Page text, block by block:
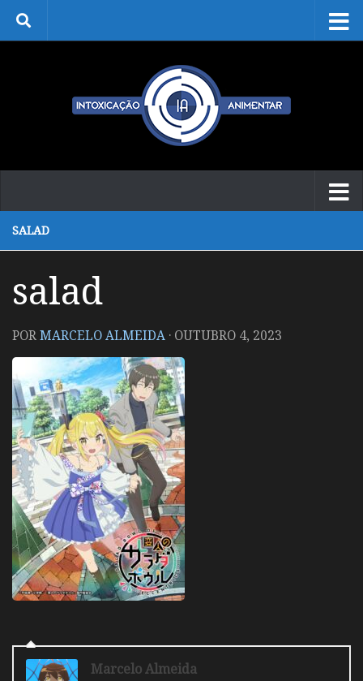
Skip to content
SALAD
salad
PORMARCELO ALMEIDA · OUTUBRO 4, 2023
Marcelo Almeida